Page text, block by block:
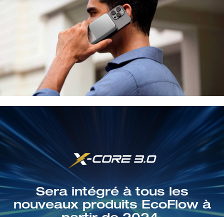
Sera intégré à tous les
nouveaux produits EcoFlow à